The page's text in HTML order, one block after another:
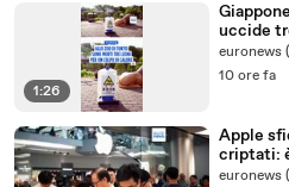
1:26
uccide
Tokyo
euronews
10 ore fa
Apple
criptati:
euronews